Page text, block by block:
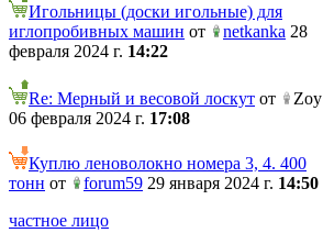
Игольницы (доски игольные) для
иглопробивных машин от netkanka 28
февраля 2024 г. 14:22
Re: Мерный и весовой лоскут от
Zoy
06 февраля 2024 г. 17:08
Куплю леноволокно номера 3, 4. 400
тонн от forum59 29 января 2024 г. 14:50
частное лицо